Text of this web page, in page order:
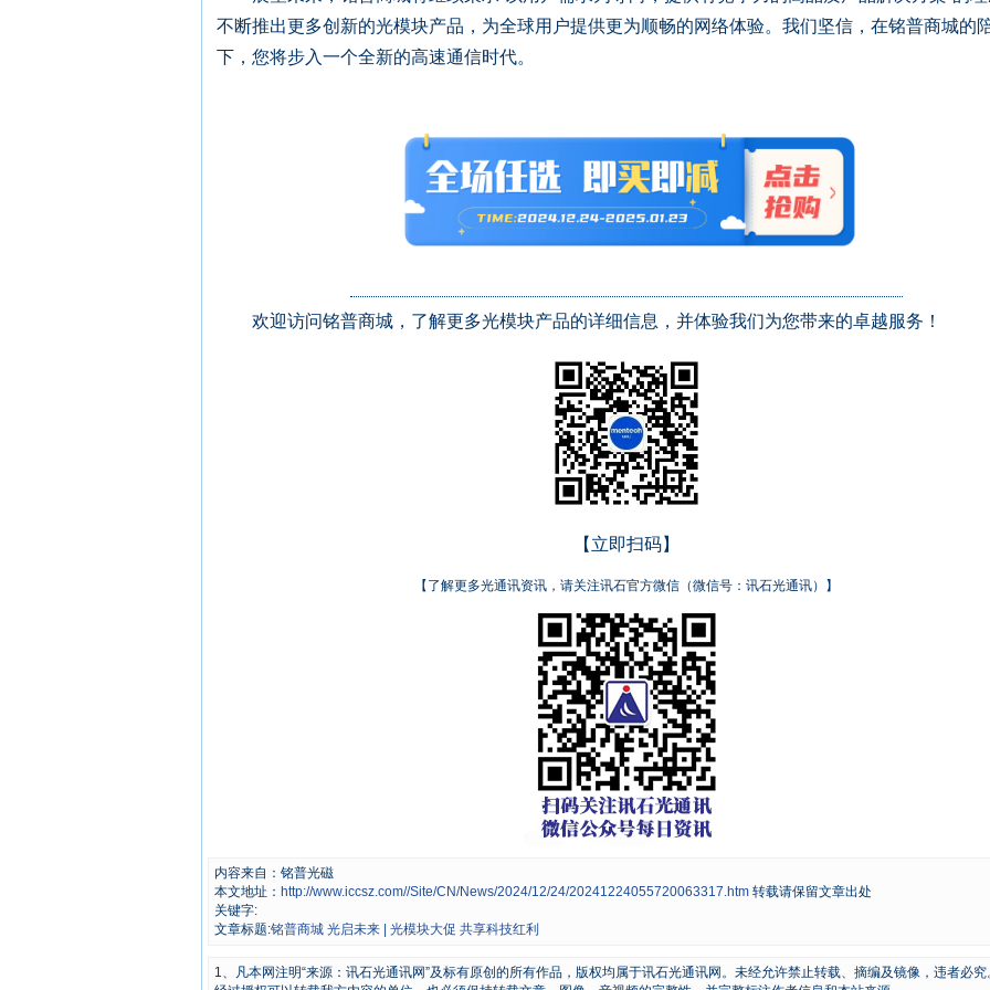
不断推出更多创新的光模块产品，为全球用户提供更为顺畅的网络体验。我们坚信，在铭普商城的
下，您将步入一个全新的高速通信时代。
欢迎访问铭普商城，了解更多光模块产品的详细信息，并体验我们为您带来的卓越服务！
【立即扫码】
【了解更多光通讯资讯，请关注讯石官方微信（微信号：讯石光通讯）】
内容来自：铭普光磁
本文地址： http://www.iccsz.com//Site/CN/News/2024/12/24/20241224055720063317.htm 转载请保留文章出处
关键字:
文章标题:铭普商城 光启未来 | 光模块大促 共享科技红利
1、凡本网注明“来源：讯石光通讯网”及标有原创的所有作品，版权均属于讯石光通讯网。未经允许禁止转载、摘编及镜像，违者必究